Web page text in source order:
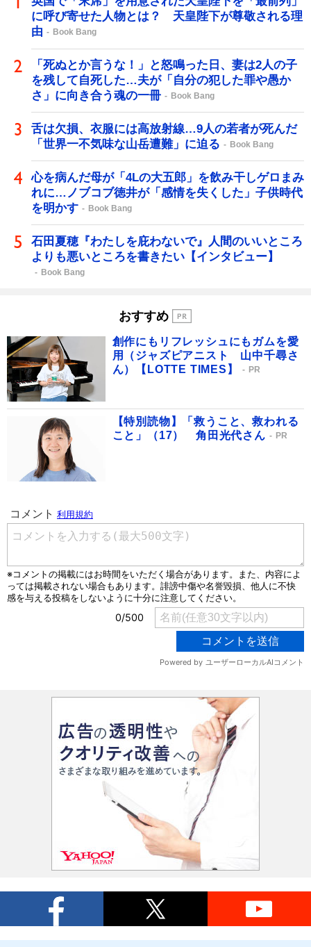
に呼び寄せた人物とは？ 天皇陛下が尊敬される理
由
Book Bang
「死ぬとか言うな！」と怒鳴った日、妻は2人の子
を残して自死した…夫が「自分の犯した罪や愚か
さ」に向き合う魂の一冊
Book Bang
舌は欠損、衣服には高放射線…9人の若者が死んだ
「世界一不気味な山岳遭難」に迫る
Book Bang
心を病んだ母が「4Lの大五郎」を飲み干しゲロまみ
れに…ノブコブ徳井が「感情を失くした」子供時代
を明かす
Book Bang
石田夏穂『わたしを庇わないで』人間のいいところ
よりも悪いところを書きたい【インタビュー】
Book Bang
おすすめ
創作にもリフレッシュにもガムを愛
用（ジャズピアニスト 山中千尋さ
ん）【LOTTE TIMES】
PR
【特別読物】「救うこと、救われる
こと」（17） 角田光代さん
PR